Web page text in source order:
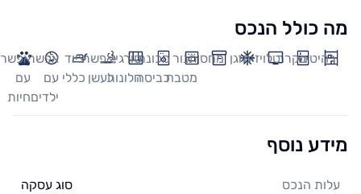
מה כולל הנכס
רהיטיםמקררטלויזיהמזגן מחסןתנור
מטבח
מכונת
כביסה
סורגי
חלונות
אפשר
לעשן
ציוד
כללי
אפשר
עם
ילדים
אפשר
עם
חיות
מידע נוסף
עלות הנכס סוג עסקה